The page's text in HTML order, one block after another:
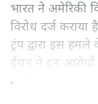
भारत ने अमेरिकी
विरोध दर्ज कराया
ट्रंप द्वारा इस
ईरान ने इन
बेबुनियाद' बताया है।